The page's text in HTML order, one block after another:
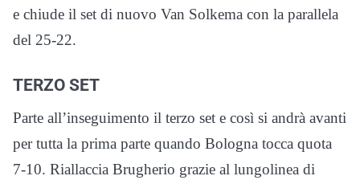
e chiude il set di nuovo Van Solkema con la parallela
del 25-22.
TERZO SET
Parte all’inseguimento il terzo set e così si andrà avanti
per tutta la prima parte quando Bologna tocca quota
7-10. Riallaccia Brugherio grazie al lungolinea di